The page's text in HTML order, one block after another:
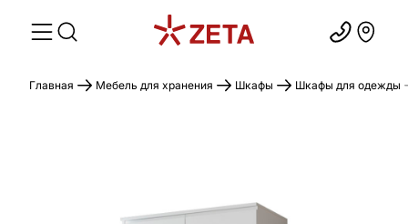
Главная Мебель для хранения Шкафы Шкафы для одежды